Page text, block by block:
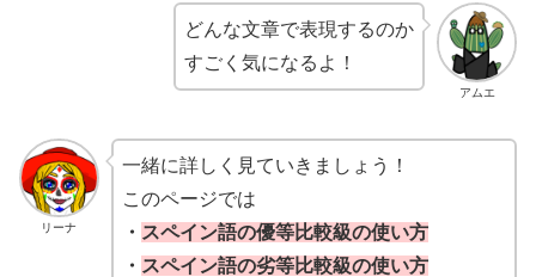
アムエ
どんな文章で表現するのか
すごく気になるよ！
リーナ
一緒に詳しく見ていきましょう！
このページでは
・ スペイン語の優等比較級の使い方
・ スペイン語の劣等比較級の使い方